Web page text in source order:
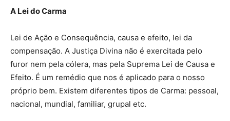
A Lei do Carma
Lei de Ação e Consequência, causa e efeito, lei da
compensação. A Justiça Divina não é exercitada pelo
furor nem pela cólera, mas pela Suprema Lei de Causa e
Efeito. É um remédio que nos é aplicado para o nosso
próprio bem. Existem diferentes tipos de Carma: pessoal,
nacional, mundial, familiar, grupal etc.